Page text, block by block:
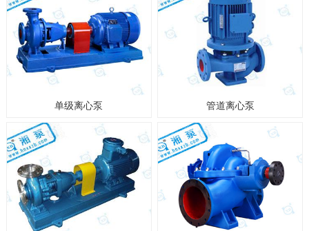
单级离心泵 管道离心泵